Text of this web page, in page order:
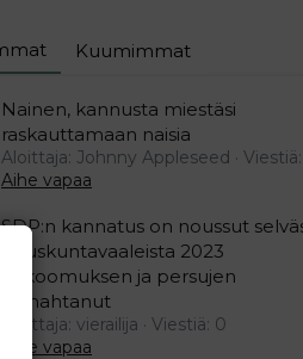
Kuumimmat
Nainen, kannusta miestäsi
raskauttamaan naisia
Aloittaja: Johnny Appleseed
Aihe vapaa
SDP:n kannatus on noussut
eduskuntavaaleista 2023
kokoomuksen ja persujen
romahtanut
Aloittaja: vierailija
Viestiä: 0
Aihe vapaa